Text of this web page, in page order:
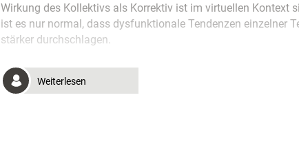
Wirkung des Kollektivs als Korrektiv ist im virtuellen Kontext
ist es nur normal, dass dysfunktionale Tendenzen einzelner
stärker durchschlagen.
Weiterlesen